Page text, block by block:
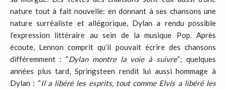
nature tout à fait nouvelle: en donnant à ses chansons une
nature surréaliste et allégorique, Dylan a rendu possible
l’expression littéraire au sein de la musique Pop. Après
écoute, Lennon comprit qu’il pouvait écrire des chansons
différemment : “Dylan montre la voie à suivre“; quelques
années plus tard, Springsteen rendit lui aussi hommage à
Dylan : “Il a libéré les esprits, tout comme Elvis a libéré les